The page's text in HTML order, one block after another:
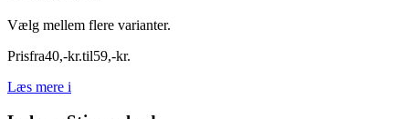
Vælg mellem flere varianter.
Prisfra40,-kr.til59,-kr.
Læs mere i